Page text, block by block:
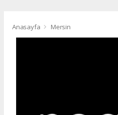
Anasayfa Mersin